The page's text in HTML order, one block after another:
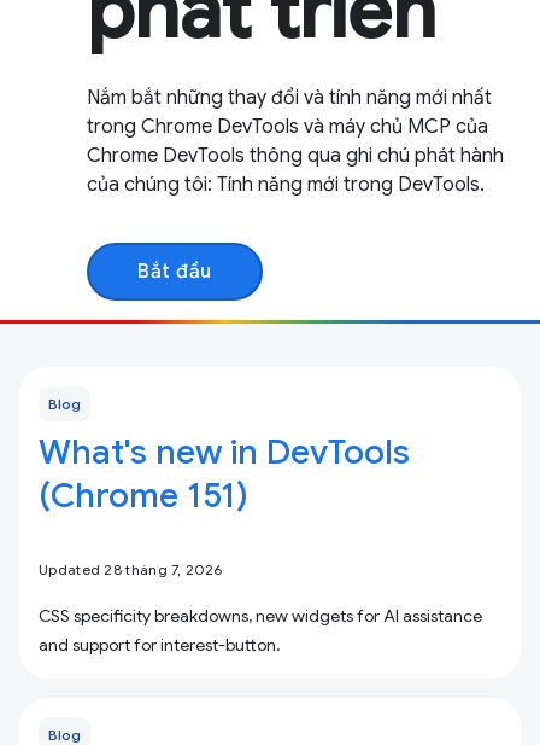
Nắm bắt những thay đổi và tính năng mới nhất
trong Chrome DevTools và máy chủ MCP của
Chrome DevTools thông qua ghi chú phát hành
của chúng tôi: Tính năng mới trong DevTools.
Bắt đầu
Blog
What's new in DevTools
(Chrome 151)
Updated 28 tháng 7, 2026
CSS specificity breakdowns, new widgets for AI assistance
and support for interest-button.
Blog